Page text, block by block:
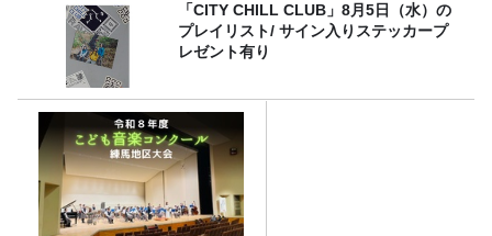
「CITY CHILL CLUB」8月5日（水）の
プレイリスト/ サイン入りステッカープ
レゼント有り